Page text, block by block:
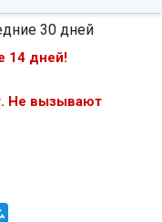
30 дней
14 дней!
Не вызывают